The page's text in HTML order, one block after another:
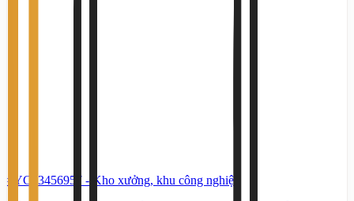
#YC43456957 - Kho xưởng, khu công nghiệp